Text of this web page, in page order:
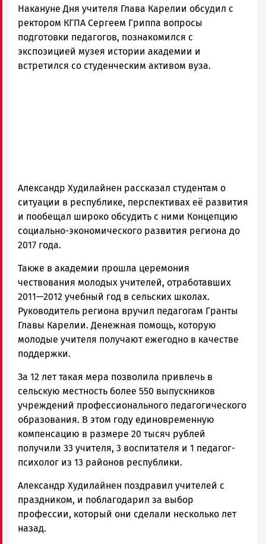
Петрозаводска
и
Карелии
|
Петрозаводск
ГОВОРИТ
Накануне Дня учителя Глава Карелии обсудил с
ректором КГПА Сергеем Гриппа вопросы
подготовки педагогов, познакомился с
экспозицией музея истории академии и
встретился со студенческим активом вуза.
Александр Худилайнен рассказал студентам о
ситуации в республике, перспективах её развития
и пообещал широко обсудить с ними Концепцию
социально-экономического развития региона до
2017 года.
Также в академии прошла церемония
чествования молодых учителей, отработавших
2011—2012 учебный год в сельских школах.
Руководитель региона вручил педагогам Гранты
Главы Карелии. Денежная помощь, которую
молодые учителя получают ежегодно в качестве
поддержки.
За 12 лет такая мера позволила привлечь в
сельскую местность более 550 выпускников
учреждений профессионального педагогического
образования. В этом году единовременную
компенсацию в размере 20 тысяч рублей
получили 33 учителя, 3 воспитателя и 1 педагог-
психолог из 13 районов республики.
Александр Худилайнен поздравил учителей с
праздником, и поблагодарил за выбор
профессии, который они сделали несколько лет
назад.